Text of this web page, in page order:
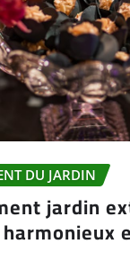
DU JARDIN
jardin